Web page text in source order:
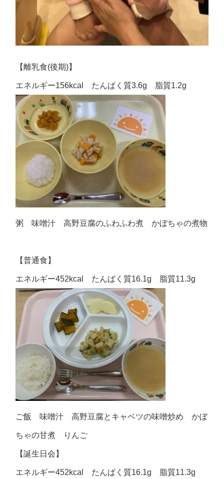
【離乳食(後期)】
エネルギー156kcal たんぱく質3.6g 脂質1.2g
粥 味噌汁 高野豆腐のふわふわ煮 かぼちゃの煮物
【普通食】
エネルギー452kcal たんぱく質16.1g 脂質11.3g
ご飯 味噌汁 高野豆腐とキャベツの味噌炒め かぼ
ちゃの甘煮 りんご
【誕生日会】
エネルギー452kcal たんぱく質16.1g 脂質11.3g